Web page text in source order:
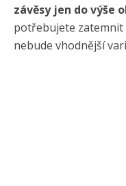
závěsy jen do výše
potřebujete
nebude vhodnější